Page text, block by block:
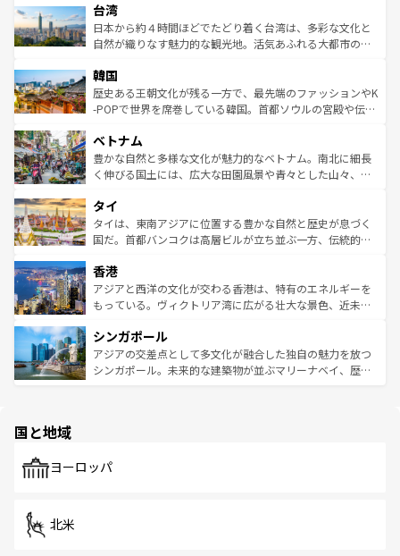
ならではの贅沢な旅のスタイルだ。 なお、新着のアメリカ
情報はコンテンツ一覧を参照してほしい。
れるおもてなしの心で訪れる人々を迎えてくれるハワイの
人々、おいしいローカルフードやハワイアンミュージッ
ク、伝統的なフラダンスなど、すべてがハワイの魅力を彩
ワイを、存分に味わってほしい。 なお、新着のハワイ情報
はコンテンツ一覧を参照してほしい。
リアリーフや大陸中央部にそびえるウルル（エアーズロッ
ク）、タスマニアの美しい原生林やケアンズの熱帯雨林な
ど、見どころがたくさん。また、カフェやワイン、オージ
いる。アクティビティも充実しており、サーフィンやダイ
ビング、ハイキングなど、アウトドア好きにはたまらな
い。オーストラリアの多彩な魅力を存分に味わいつくそ
参照してほしい。
台湾
日本から約４時間ほどでたどり着く台湾は、多彩な文化と
自然が織りなす魅力的な観光地。活気あふれる大都市の台
ン）、静ひつな山岳地帯である台湾東部など、都市の喧騒
と山間の静けさが共存しており、訪れる人に新しい発見と
驚きをもたらしてくれる。また、奥深い台湾の食文化も魅
容にもいいと評判のスイーツなど、バラエティ豊かな料理
が味わえる。 なお、新着の台湾情報は コンテンツ一覧を参
照してほしい。
韓国
歴史ある王朝文化が残る一方で、最先端のファッションやK
-POPで世界を席巻している韓国。首都ソウルの宮殿や伝統
き、地方に足を延ばせば四季折々の自然美を楽しむことが
できる。そして、キムチや焼肉、絶品のストリートフード
まで、さまざまな韓国料理が待っている。夜には、韓国な
リティに包まれながら、韓国の多彩な魅力を心ゆくまで味
わってみてほしい。 なお、新着の韓国情報はコンテンツ一
覧を参照してほしい。
ベトナム
豊かな自然と多様な文化が魅力的なベトナム。南北に細長
く伸びる国土には、広大な田園風景や青々とした山々、世
急速な発展と共に伝統が息づく。ハノイの古い町並みやホ
ーチミン市のフランス統治時代の建物も、独特の雰囲気を
醸し出している。また、バラエティの豊かさとおいしさで
とつ。フォーやバインミー、ベトナムコーヒーなどは、ぜ
ひ現地で味わいたい。どの地域を訪れてもあたたかい人々
が旅行者を迎えてくれるので、きっと忘れられない旅にな
参照してほしい。
タイ
タイは、東南アジアに位置する豊かな自然と歴史が息づく
国だ。首都バンコクは高層ビルが立ち並ぶ一方、伝統的な
の活気が交差している。北部ではチェンマイなどの山岳地
帯で自然と触れ合い、南部ではプーケットやクラビの美し
いビーチでリゾート気分を楽しむことができる。タイ料理
激する。気候は一年中温暖で、どの季節にも異なる楽しみ
が待っている。親しみやすいタイの人々、仏教を中心とし
た文化、そして多様な観光資源が、訪れる旅人を魅了し続
香港
アジアと西洋の文化が交わる香港は、特有のエネルギーを
もっている。ヴィクトリア湾に広がる壮大な景色、近未来
み、どこを訪れても感動するはず。観光スポットが密集し
ており、効率よく見どころを回れるのも魅力。息をのむよ
うな絶景から文化的な体験まで、香港を存分に楽しみ尽く
シンガポール
アジアの交差点として多文化が融合した独自の魅力を放つ
シンガポール。未来的な建築物が並ぶマリーナベイ、歴史
で、ホーカーズは地元の風情を楽しめる外せないスポット
国と地域
ヨーロッパ
北米